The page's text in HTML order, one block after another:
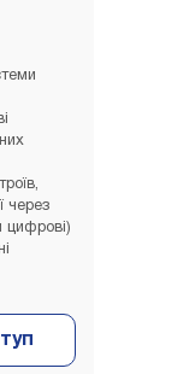
через
цифрові)